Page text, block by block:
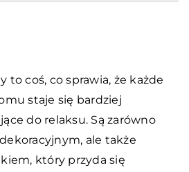
to coś, co sprawia, że każde
staje się bardziej
do relaksu. Są zarówno
ale także
który przyda się